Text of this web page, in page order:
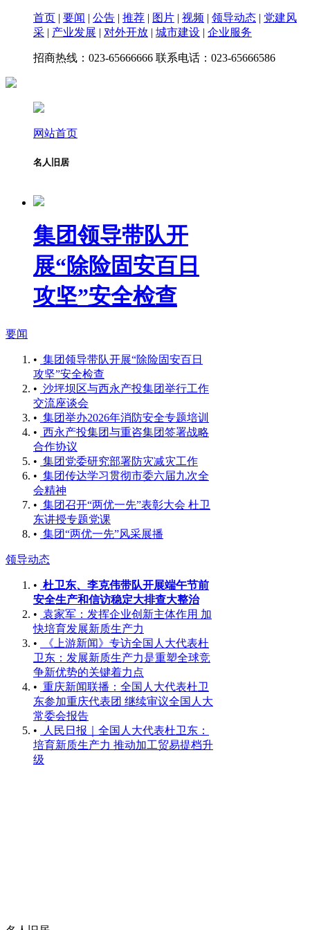
首页 | 要闻 | 公告 | 推荐 | 图片 | 视频 | 领导动态 | 党建风
采 | 产业发展 | 对外开放 | 城市建设 | 企业服务
招商热线：023-65666666 联系电话：023-65666586
网站首页
名人旧居